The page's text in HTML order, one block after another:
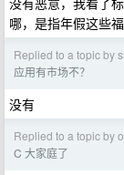
哪，是指年假这些
Replied to a topic by
应用有市场不？
没有
Replied to a topic by
C 大家庭了